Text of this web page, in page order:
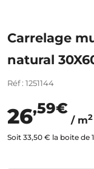
Carrelage
natural
Réf : 1251144
26,59€
/ m2
Soit 33,50 € la boite de